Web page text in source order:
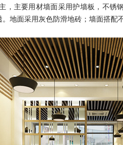
，主要用材墙面采用护墙板，不锈
地面采用灰色防滑地砖；墙面搭配